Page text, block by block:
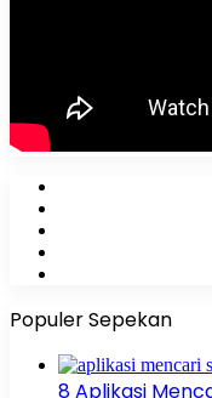
Populer Sepekan
8 Aplikasi